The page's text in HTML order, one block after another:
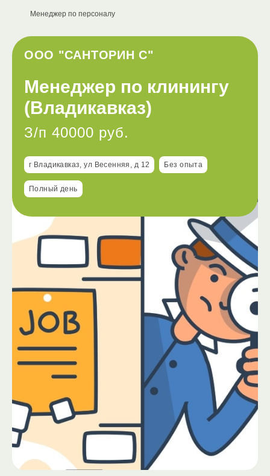
ООО "САНТОРИН С"
Менеджер по персоналу
Менеджер по клинингу
(Владикавказ)
З/п 40000 руб.
г Владикавказ, ул Весенняя, д 12 Без опыта
Полный день